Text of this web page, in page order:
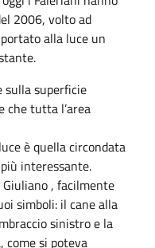
2006, volto ad
alla luce un
sulla superficie
che tutta l’area
è quella circondata
interessante.
Giuliano , facilmente
simboli: il cane alla
sinistro e la
come si poteva